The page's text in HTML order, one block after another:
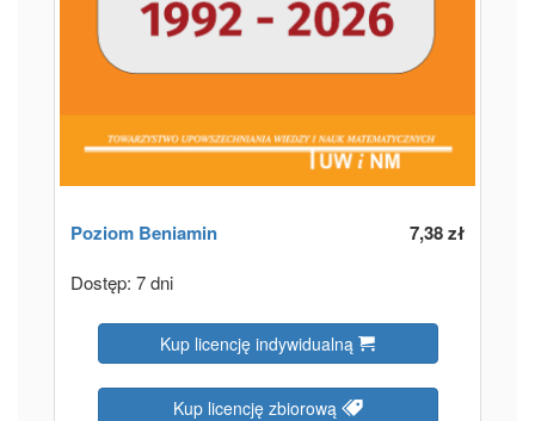
7,38 zł
Poziom Beniamin
Dostęp: 7 dni
Kup licencję indywidualną
Kup licencję zbiorową